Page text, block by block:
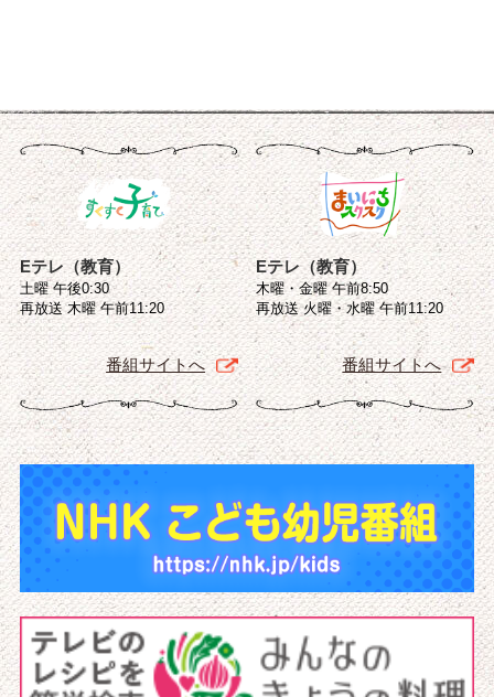
Eテレ（教育）
土曜 午後0:30
再放送 木曜 午前11:20
番組サイトへ
Eテレ（教育）
木曜・金曜 午前8:50
再放送 火曜・水曜 午前11:20
番組サイトへ